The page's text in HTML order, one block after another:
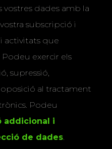
vostres dades amb la
subscripció i
activitats que
Podeu exercir els
supressió,
al tractament
Podeu
addicional i
de dades.